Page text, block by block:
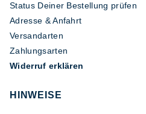
Status Deiner Bestellung prüfen
Adresse & Anfahrt
Versandarten
Zahlungsarten
Widerruf erklären
HINWEISE